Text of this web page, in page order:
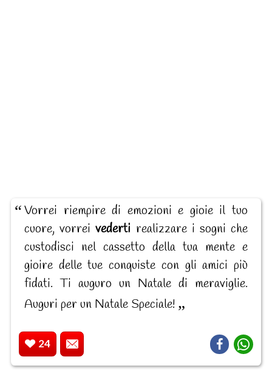
Vorrei riempire di emozioni e gioie il tuo
cuore, vorreivederti realizzare i sogni che
custodisci nel cassetto della tua mente e
gioire delle tue conquiste con gli amici più
fidati. Ti auguro un Natale di meraviglie.
Auguri per un Natale Speciale!
24